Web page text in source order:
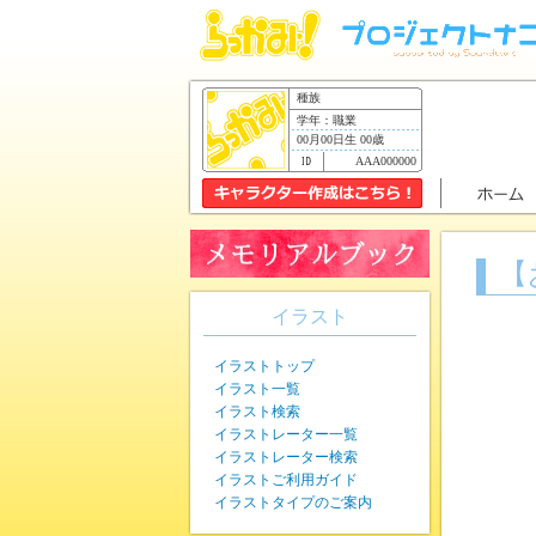
種族
学年：職業
00月00日生 00歳
AAA000000
イラスト
イラストトップ
イラスト一覧
イラスト検索
イラストレーター一覧
イラストレーター検索
イラストご利用ガイド
イラストタイプのご案内